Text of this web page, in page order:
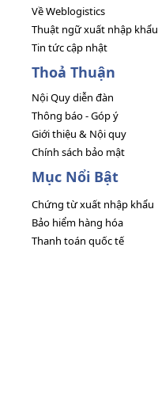
Về Weblogistics
Thuật ngữ xuất nhập khẩu
Tin tức cập nhật
Thoả Thuận
Nội Quy diễn đàn
Thông báo - Góp ý
Giới thiệu & Nội quy
Chính sách bảo mật
Mục Nổi Bật
Chứng từ xuất nhập khẩu
Bảo hiểm hàng hóa
Thanh toán quốc tế